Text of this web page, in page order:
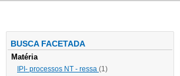
BUSCA FACETADA
Matéria
IPI- processos NT - ressa (1)